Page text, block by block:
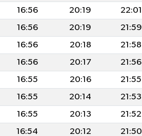
16:56 20:19
22:01
16:56 20:19
21:59
16:56 20:18
21:58
16:56 20:17
21:56
16:55 20:16
21:55
16:55 20:14
21:53
16:55 20:13
21:52
16:54 20:12
21:50